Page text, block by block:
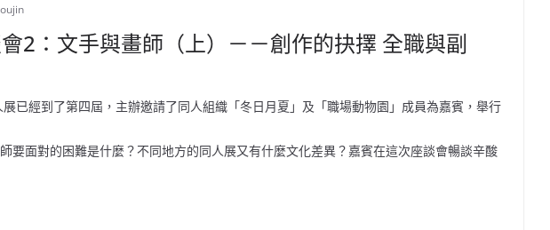
會2：文手與畫師（上）－－創作的抉擇 全職與副
已經到了第四屆，主辦邀請了同人組織「冬日月夏」及「職場動物園」成員為嘉賓，舉行
要面對的困難是什麼？不同地方的同人展又有什麼文化差異？嘉賓在這次座談會暢談辛酸